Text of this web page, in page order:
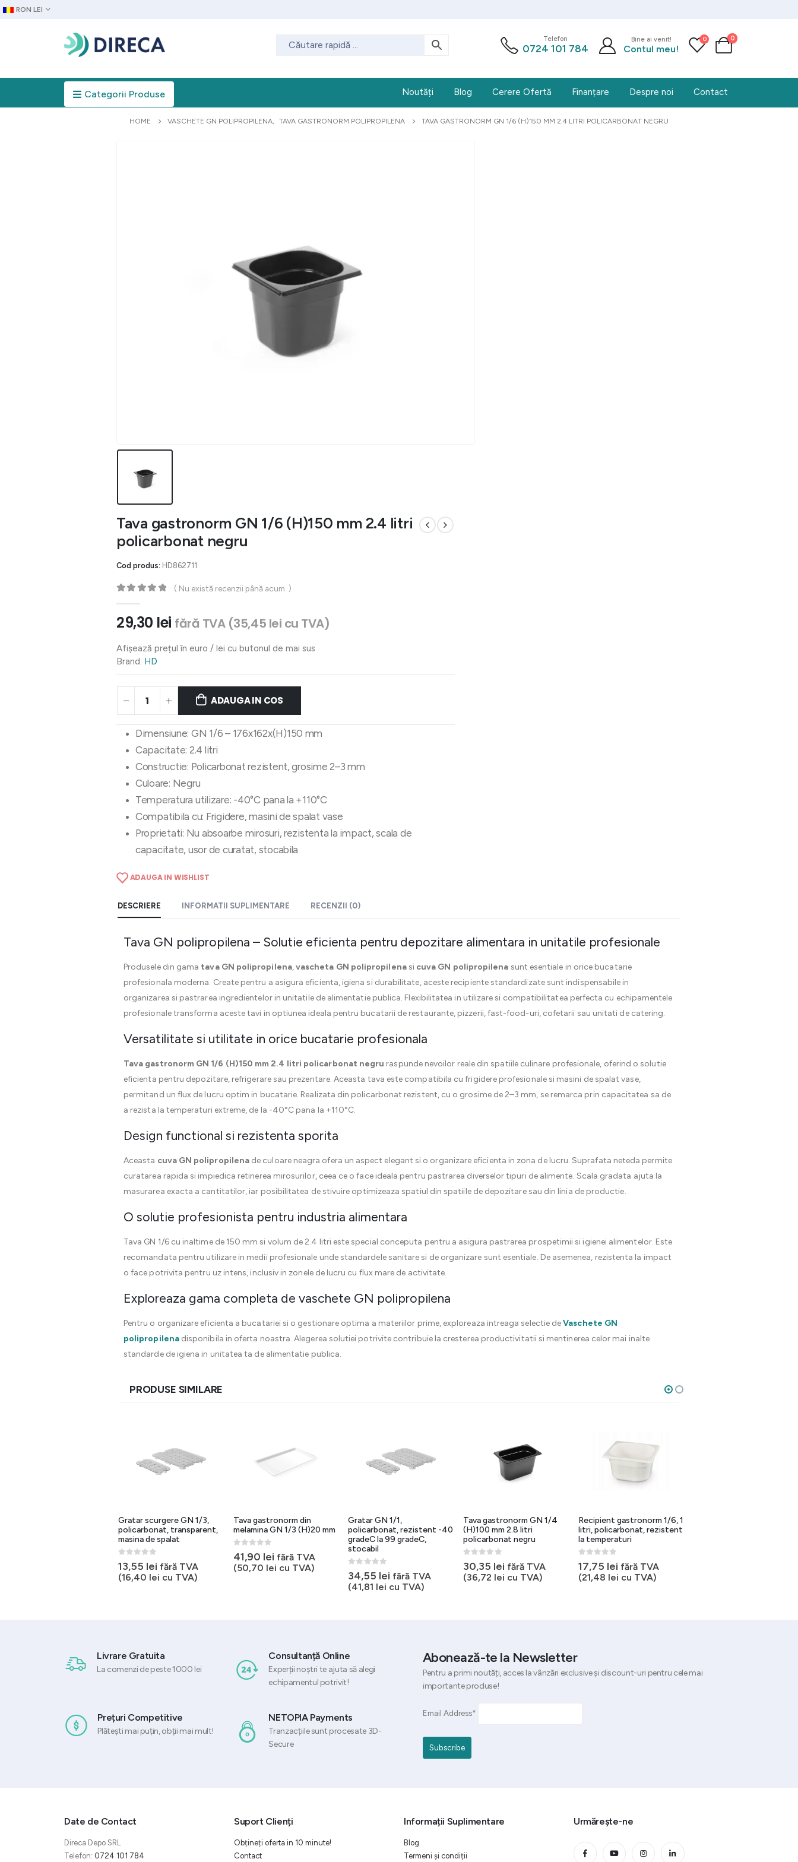
RON LEI
Telefon
0724 101 784
Bine ai venit!
Contul meu!
0 0
Categorii Produse Noutăți Blog Cerere Ofertă Finanțare Despre noi Contact
HOME VASCHETE GN POLIPROPILENA, TAVA GASTRONORM POLIPROPILENA TAVA GASTRONORM GN 1/6 (H)150 MM 2.4 LITRI POLICARBONAT NEGRU
Tava gastronorm GN 1/6 (H)150 mm 2.4 litri
policarbonat negru
Cod produs: HD862711
( Nu există recenzii până acum. )
29,30 lei fără TVA (35,45 lei cu TVA)
Afișează prețul în euro / lei cu butonul de mai sus
Brand: HD
ADAUGA IN COS
Dimensiune: GN 1/6 – 176x162x(H)150 mm
Capacitate: 2.4 litri
Constructie: Policarbonat rezistent, grosime 2–3 mm
Culoare: Negru
Temperatura utilizare: -40°C pana la +110°C
Compatibila cu: Frigidere, masini de spalat vase
Proprietati: Nu absoarbe mirosuri, rezistenta la impact, scala de
capacitate, usor de curatat, stocabila
ADAUGA IN WISHLIST
DESCRIERE INFORMATII SUPLIMENTARE RECENZII (0)
Tava GN polipropilena – Solutie eficienta pentru depozitare alimentara in unitatile profesionale
Produsele din gama tava GN polipropilena,vascheta GN polipropilenasi cuva GN polipropilena sunt esentiale in orice bucatarie
profesionala moderna. Create pentru a asigura eficienta, igiena si durabilitate, aceste recipiente standardizate sunt indispensabile in
organizarea si pastrarea ingredientelor in unitatile de alimentatie publica. Flexibilitatea in utilizare si compatibilitatea perfecta cu echipamentele
profesionale transforma aceste tavi in optiunea ideala pentru bucatarii de restaurante, pizzerii, fast-food-uri, cofetarii sau unitati de catering.
Versatilitate si utilitate in orice bucatarie profesionala
Tava gastronorm GN 1/6 (H)150 mm 2.4 litri policarbonat negru raspunde nevoilor reale din spatiile culinare profesionale, oferind o solutie
eficienta pentru depozitare, refrigerare sau prezentare. Aceasta tava este compatibila cu frigidere profesionale si masini de spalat vase,
permitand un flux de lucru optim in bucatarie. Realizata din policarbonat rezistent, cu o grosime de 2–3 mm, se remarca prin capacitatea sa de
a rezista la temperaturi extreme, de la -40°C pana la +110°C.
Design functional si rezistenta sporita
Aceasta cuva GN polipropilena de culoare neagra ofera un aspect elegant si o organizare eficienta in zona de lucru. Suprafata neteda permite
curatarea rapida si impiedica retinerea mirosurilor, ceea ce o face ideala pentru pastrarea diverselor tipuri de alimente. Scala gradata ajuta la
masurarea exacta a cantitatilor, iar posibilitatea de stivuire optimizeaza spatiul din spatiile de depozitare sau din linia de productie.
O solutie profesionista pentru industria alimentara
Tava GN 1/6 cu inaltime de 150 mm si volum de 2.4 litri este special conceputa pentru a asigura pastrarea prospetimii si igienei alimentelor. Este
recomandata pentru utilizare in medii profesionale unde standardele sanitare si de organizare sunt esentiale. De asemenea, rezistenta la impact
o face potrivita pentru uz intens, inclusiv in zonele de lucru cu flux mare de activitate.
Exploreaza gama completa de vaschete GN polipropilena
Pentru o organizare eficienta a bucatariei si o gestionare optima a materiilor prime, exploreaza intreaga selectie deVaschete GN
polipropilenadisponibila in oferta noastra. Alegerea solutiei potrivite contribuie la cresterea productivitatii si mentinerea celor mai inalte
standarde de igiena in unitatea ta de alimentatie publica.
PRODUSE SIMILARE
Gratar scurgere GN 1/3,
policarbonat, transparent,
masina de spalat
0 out of 5
13,55 lei fără TVA
(16,40 lei cu TVA)
Tava gastronorm din
melamina GN 1/3 (H)20 mm
0out of 5
41,90 lei fără TVA
(50,70 lei cu TVA)
Gratar GN 1/1,
policarbonat, rezistent -40
gradeC la 99 gradeC,
stocabil
0out of 5
34,55 lei fără TVA
(41,81 lei cu TVA)
Tava gastronorm GN 1/4
(H)100 mm 2.8 litri
policarbonat negru
0out of 5
30,35 lei fără TVA
(36,72 lei cu TVA)
Recipient gastronorm 1/6, 1
litri, policarbonat, rezistent
la temperaturi
0 out of 5
17,75 lei fără TVA
(21,48 lei cu TVA)
Livrare Gratuita
La comenzi de peste 1000 lei
Consultanță Online
Experții noștri te ajuta să alegi
echipamentul potrivit!
Prețuri Competitive
Plătești mai puțin, obții mai mult!
NETOPIA Payments
Tranzacțiile sunt procesate 3D-
Secure
Abonează-te la Newsletter
Pentru a primi noutăți, acces la vânzări exclusive și discount-uri pentru cele mai
importante produse!
Email Address*
Date de Contact
Direca Depo SRL
Telefon: 0724 101 784
Suport Clienți
Obțineți oferta in 10 minute!
Contact
Informații Suplimentare
Blog
Termeni și condiții
Urmărește-ne